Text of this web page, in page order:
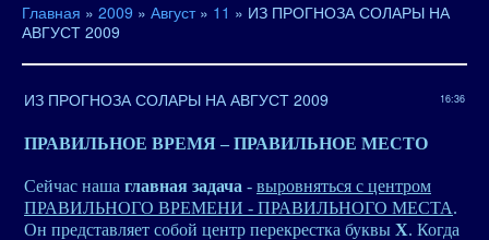
Главная » 2009 » Август » 11 » ИЗ ПРОГНОЗА СОЛАРЫ НА
АВГУСТ 2009
16:36
ИЗ ПРОГНОЗА СОЛАРЫ НА АВГУСТ 2009
ПРАВИЛЬНОЕ ВРЕМЯ – ПРАВИЛЬНОЕ МЕСТО
Сейчас наша главная задача - выровняться с центром
ПРАВИЛЬНОГО ВРЕМЕНИ - ПРАВИЛЬНОГО МЕСТА.
Он представляет собой центр перекрестка буквы Х. Когда